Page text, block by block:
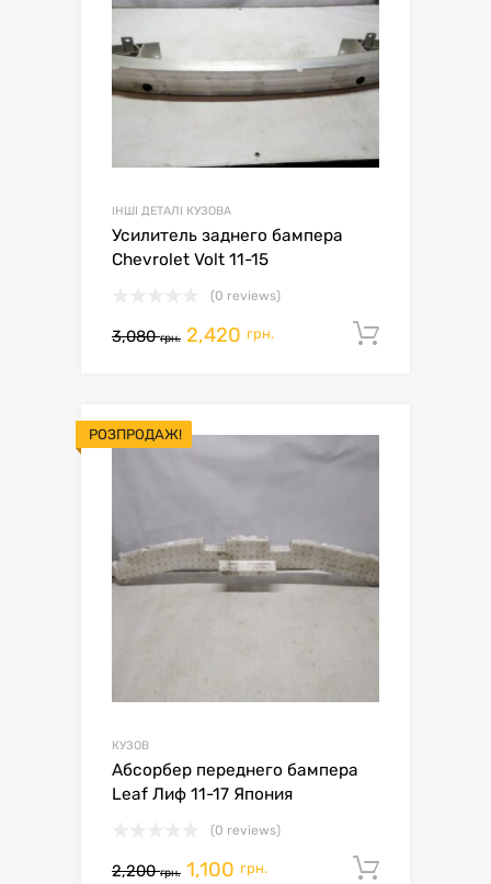
ІНШІ ДЕТАЛІ КУЗОВА
Усилитель заднего бампера
Chevrolet Volt 11-15
(0 reviews)
3,080грн. 2,420 грн.
РОЗПРОДАЖ!
КУЗОВ
Абсорбер переднего бампера
Leaf Лиф 11-17 Япония
(0 reviews)
2,200грн. 1,100 грн.